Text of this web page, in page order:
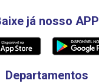
já nosso APP
Departamentos